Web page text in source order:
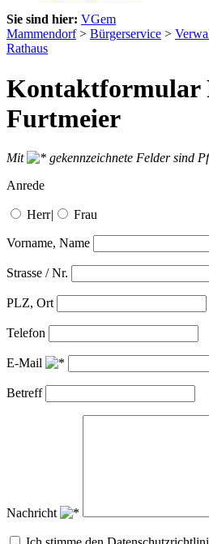
Sie sind hier: VGem
Mammendorf> Bürgerservice >
Rathaus
Kontaktformular
Furtmeier
Mit
gekennzeichnete Felder sind
Anrede
Herr| Frau
Vorname, Name
Strasse / Nr.
PLZ, Ort
Telefon
E-Mail
Betreff
Nachricht